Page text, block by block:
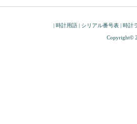
| 時計用語 | シリアル番号表 | 時計
Copyright©